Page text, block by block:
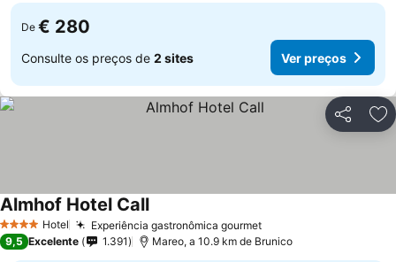
De € 280
Consulte os preços de 2 sites Ver preços
Partilhar
4 EstrelasHotel Experiência gastronômica gourmetVer preços
Almhof Hotel CallVer preços
9,5 Excelente 1.391 Mareo, a 10.9 km de Brunico